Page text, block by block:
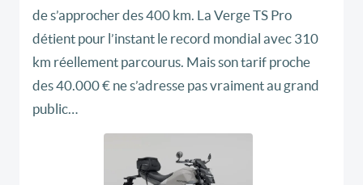
de s’approcher des 400 km. La Verge TS Pro
détient pour l’instant le record mondial avec 310
km réellement parcourus. Mais son tarif proche
des 40.000 € ne s’adresse pas vraiment au grand
public…